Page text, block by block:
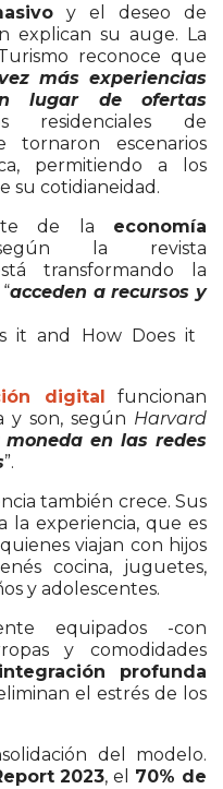
y el deseo de
explican su auge. La
reconoce que
más experiencias
lugar de ofertas
residenciales de
escenarios
permitiendo a los
su cotidianeidad.
de la economía
la revista
transformando la
acceden a recursos y
digital funcionan
y son, según Harvard
en las redes
”.
también crece. Sus
la experiencia, que es
viajan con hijos
cocina, juguetes,
y adolescentes.
equipados -con
y comodidades
integración profunda
el estrés de los
del modelo.
2023, el 70% de